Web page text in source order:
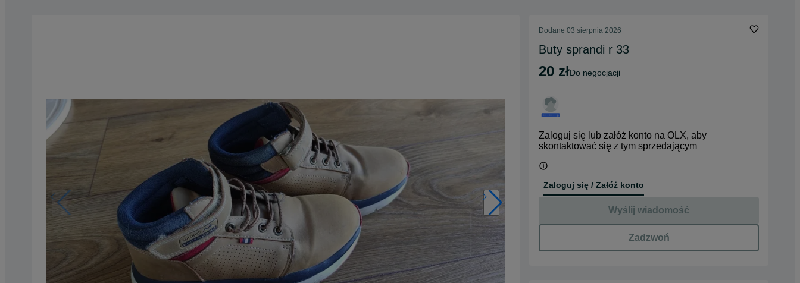
Dodane 03 sierpnia 2026
Buty sprandi r 33
20 zł do negocjacji
Zaloguj się lub załóż konto na OLX, aby
skontaktować się z tym sprzedającym
Zaloguj się / Załóż konto
Wyślij wiadomość
Zadzwoń